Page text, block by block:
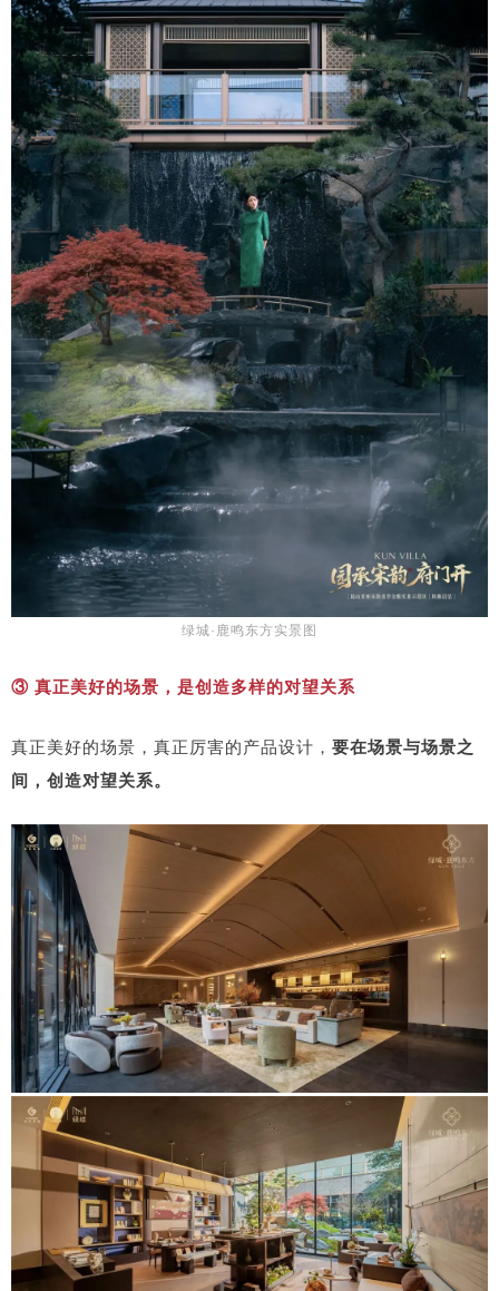
绿城·鹿鸣东方实景图
③ 真正美好的场景，是创造多样的对望关系
真正美好的场景，真正厉害的产品设计， 要在场景与场景之
间，创造对望关系。